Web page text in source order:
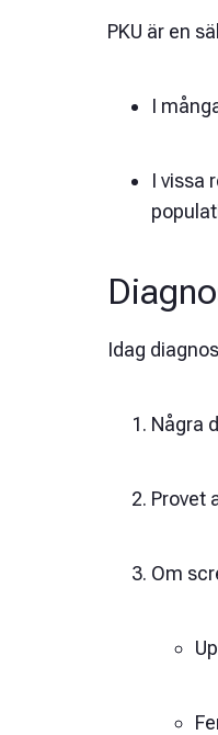
PKU är en
I
I vissa
Idag
Några
Provet
Om